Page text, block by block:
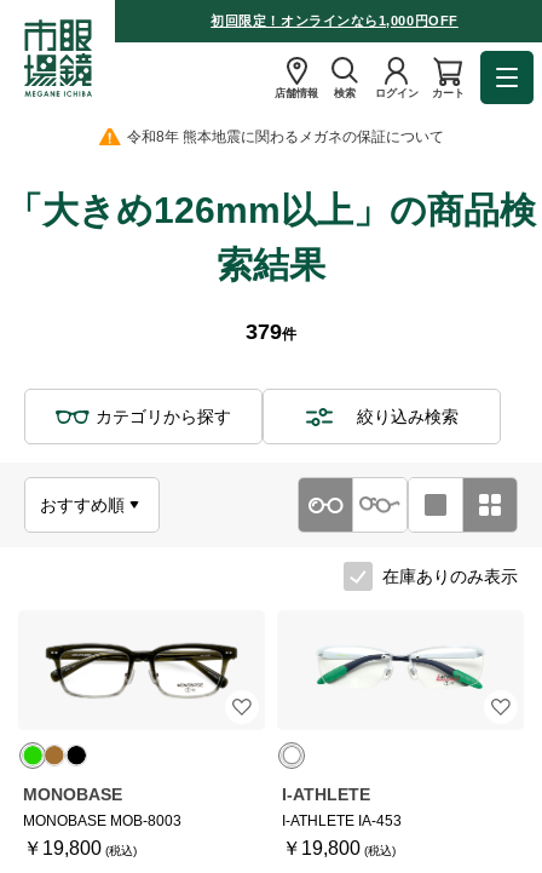
初回限定！オンラインなら1,000円OFF
店舗情報 検索 ログイン カート
令和8年 熊本地震に関わるメガネの保証について
「大きめ126mm以上」の商品検
索結果
379件
カテゴリから探す 絞り込み検索
在庫ありのみ表示
MONOBASE
MONOBASE MOB-8003
￥19,800
I-ATHLETE
I-ATHLETE IA-453
￥19,800